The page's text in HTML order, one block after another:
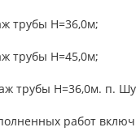
трубы Н=36,0м;
трубы Н=45,0м;
трубы Н=36,0м. п.
работ